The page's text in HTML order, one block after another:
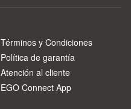
Términos y Condiciones
Política de garantía
Atención al cliente
EGO Connect App